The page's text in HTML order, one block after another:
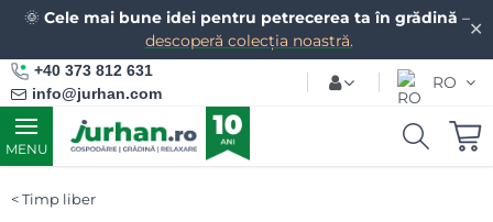
✕
🌞 Cele mai bune idei pentru petrecerea ta în grădină –
descoperă colecția noastră.
+40 373 812 631
info@jurhan.com
RO
MENU
Timp liber